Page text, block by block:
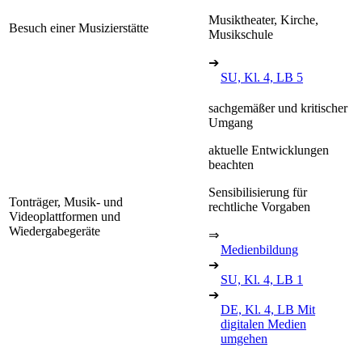
Besuch einer Musizierstätte
Musiktheater, Kirche,
Musikschule
➔
SU, Kl. 4, LB 5
Tonträger, Musik- und
Videoplattformen und
Wiedergabegeräte
sachgemäßer und kritischer
Umgang
aktuelle Entwicklungen
beachten
Sensibilisierung für
rechtliche Vorgaben
⇒
Medienbildung
➔
SU, Kl. 4, LB 1
➔
DE, Kl. 4, LB Mit
digitalen Medien
umgehen